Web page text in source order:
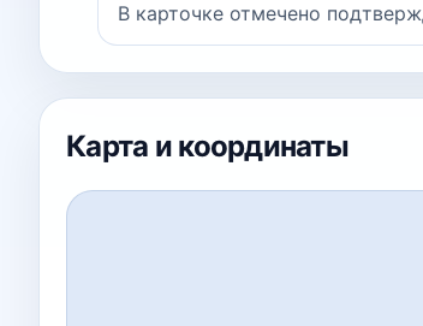
В карточке отмечено
Карта и координаты